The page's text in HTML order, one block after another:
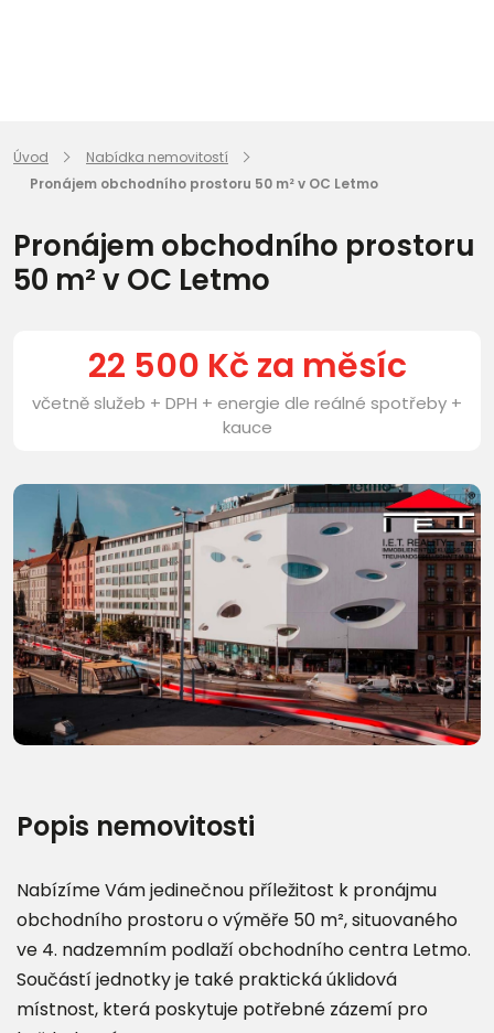
Úvod
Nabídka nemovitostí
Pronájem obchodního prostoru 50 m² v OC Letmo
Pronájem obchodního prostoru
50 m² v OC Letmo
22 500 Kč za měsíc
včetně služeb + DPH + energie dle reálné spotřeby +
kauce
Další fotografie (8)
Popis nemovitosti
Nabízíme Vám jedinečnou příležitost k pronájmu
obchodního prostoru o výměře 50 m², situovaného
ve 4. nadzemním podlaží obchodního centra Letmo.
Součástí jednotky je také praktická úklidová
místnost, která poskytuje potřebné zázemí pro